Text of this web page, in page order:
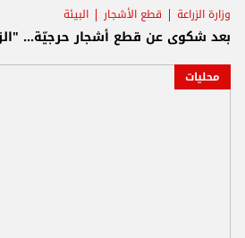
وزارة الزراعة قطع الأشجار البيئة
بعد شكوى عن قطع أشجار حرجيّة...
محليات